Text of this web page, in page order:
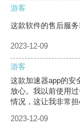
游客
这款软件的售后服
2023-12-09
游客
这款加速器app的安
放心。我以前使用
情况，这让我非常担
2023-12-09